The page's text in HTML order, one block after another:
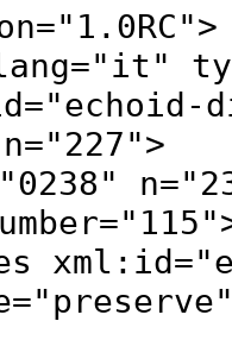
=" 1.0RC">
="it"
="echoid-
n="227">
0238" n="
=" 115
xml:id="
="preserve